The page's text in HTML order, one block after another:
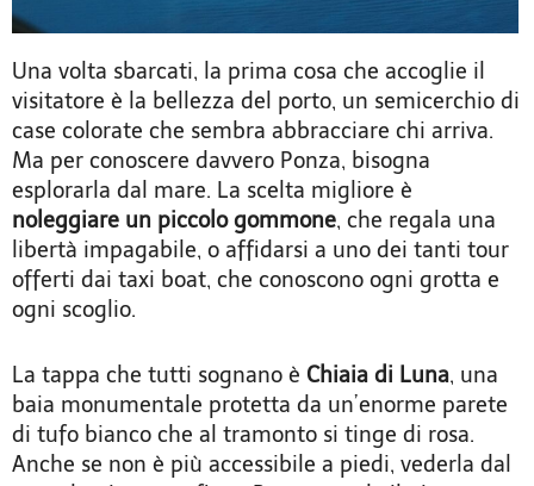
Una volta sbarcati, la prima cosa che accoglie il
visitatore è la bellezza del porto, un semicerchio di
case colorate che sembra abbracciare chi arriva.
Ma per conoscere davvero Ponza, bisogna
esplorarla dal mare. La scelta migliore è
noleggiare un piccolo gommone, che regala una
libertà impagabile, o affidarsi a uno dei tanti tour
offerti dai taxi boat, che conoscono ogni grotta e
ogni scoglio.
La tappa che tutti sognano è Chiaia di Luna, una
baia monumentale protetta da un’enorme parete
di tufo bianco che al tramonto si tinge di rosa.
Anche se non è più accessibile a piedi, vederla dal